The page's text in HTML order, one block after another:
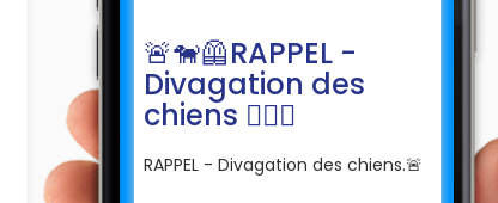
🚨🐕‍🦺RAPPEL -
Divagation des
chiens 🐕‍🦺🚨
RAPPEL - Divagation des chiens.🚨